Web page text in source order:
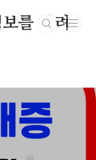
를 알려